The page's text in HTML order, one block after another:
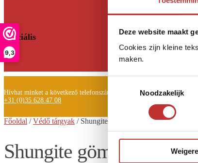
9,3
Deze website maakt
Cookies zijn kleine
maken.
Noodzakelijk
Szociális
Facebook
Hívhat minket a következő telefonszámon is:
+31 (0)35 628 47 08
Főoldal /Védő tárgyak / Shungite
Shungite gömbök